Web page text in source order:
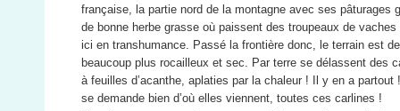
française, la partie nord de la montagne avec ses pâturages
de bonne herbe grasse où paissent des troupeaux de vaches
ici en transhumance. Passé la frontière donc, le terrain est
beaucoup plus rocailleux et sec. Par terre se délassent des
à feuilles d’acanthe, aplaties par la chaleur ! Il y en a partout
se demande bien d’où elles viennent, toutes ces carlines !